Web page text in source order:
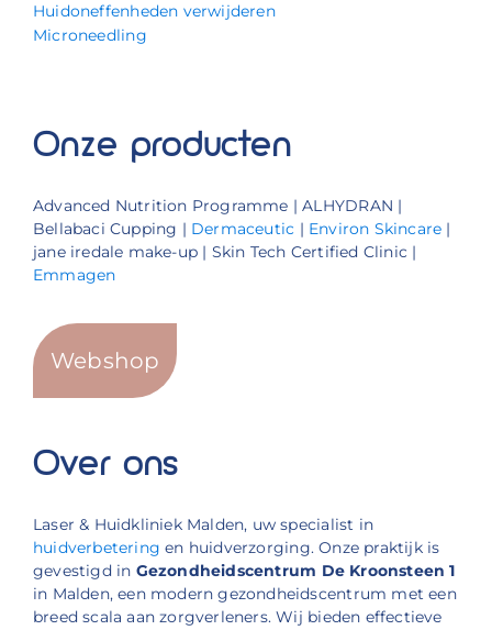
Huidoneffenheden verwijderen
Microneedling
Onze producten
Advanced Nutrition Programme | ALHYDRAN |
Bellabaci Cupping | Dermaceutic | Environ Skincare |
jane iredale make-up | Skin Tech Certified Clinic |
Emmagen
Webshop
Over ons
Laser & Huidkliniek Malden, uw specialist in
huidverbetering en huidverzorging. Onze praktijk is
gevestigd in Gezondheidscentrum De Kroonsteen 1
in Malden, een modern gezondheidscentrum met een
breed scala aan zorgverleners. Wij bieden effectieve